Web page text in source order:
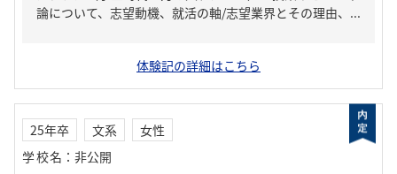
論について、志望動機、就活の軸/志望業界とその理由、...
体験記の詳細はこちら
25年卒 文系
女性
学校名 ： 非公開